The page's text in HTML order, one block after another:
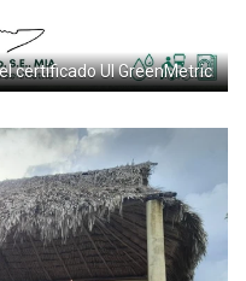
certificado UI GreenMetric